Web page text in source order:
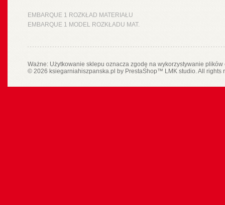
EMBARQUE 1 ROZKŁAD MATERIAŁU
EMBARQUE 1 MODEL ROZKŁADU MAT.
Ważne: Użytkowanie sklepu oznacza zgodę na wykorzystywanie
© 2026 ksiegarniahiszpanska.pl by PrestaShop™ LMK studio. All rights